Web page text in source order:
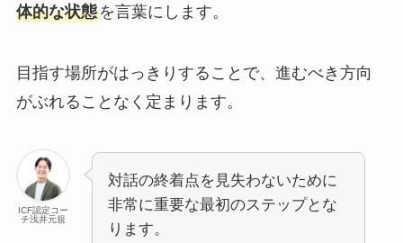
体的な状態を言葉にします。
目指す場所がはっきりすることで、進むべき方向
がぶれることなく定まります。
ICF認定コー
チ浅井元規
対話の終着点を見失わないために
非常に重要な最初のステップとな
ります。